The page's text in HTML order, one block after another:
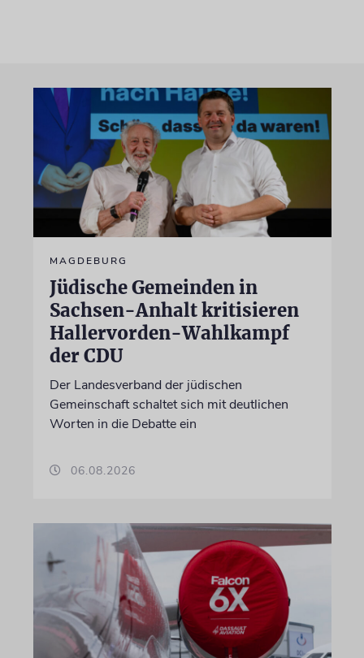
MAGDEBURG
Jüdische Gemeinden in
Sachsen-Anhalt kritisieren
Hallervorden-Wahlkampf
der CDU
Der Landesverband der jüdischen
Gemeinschaft schaltet sich mit deutlichen
Worten in die Debatte ein
06.08.2026